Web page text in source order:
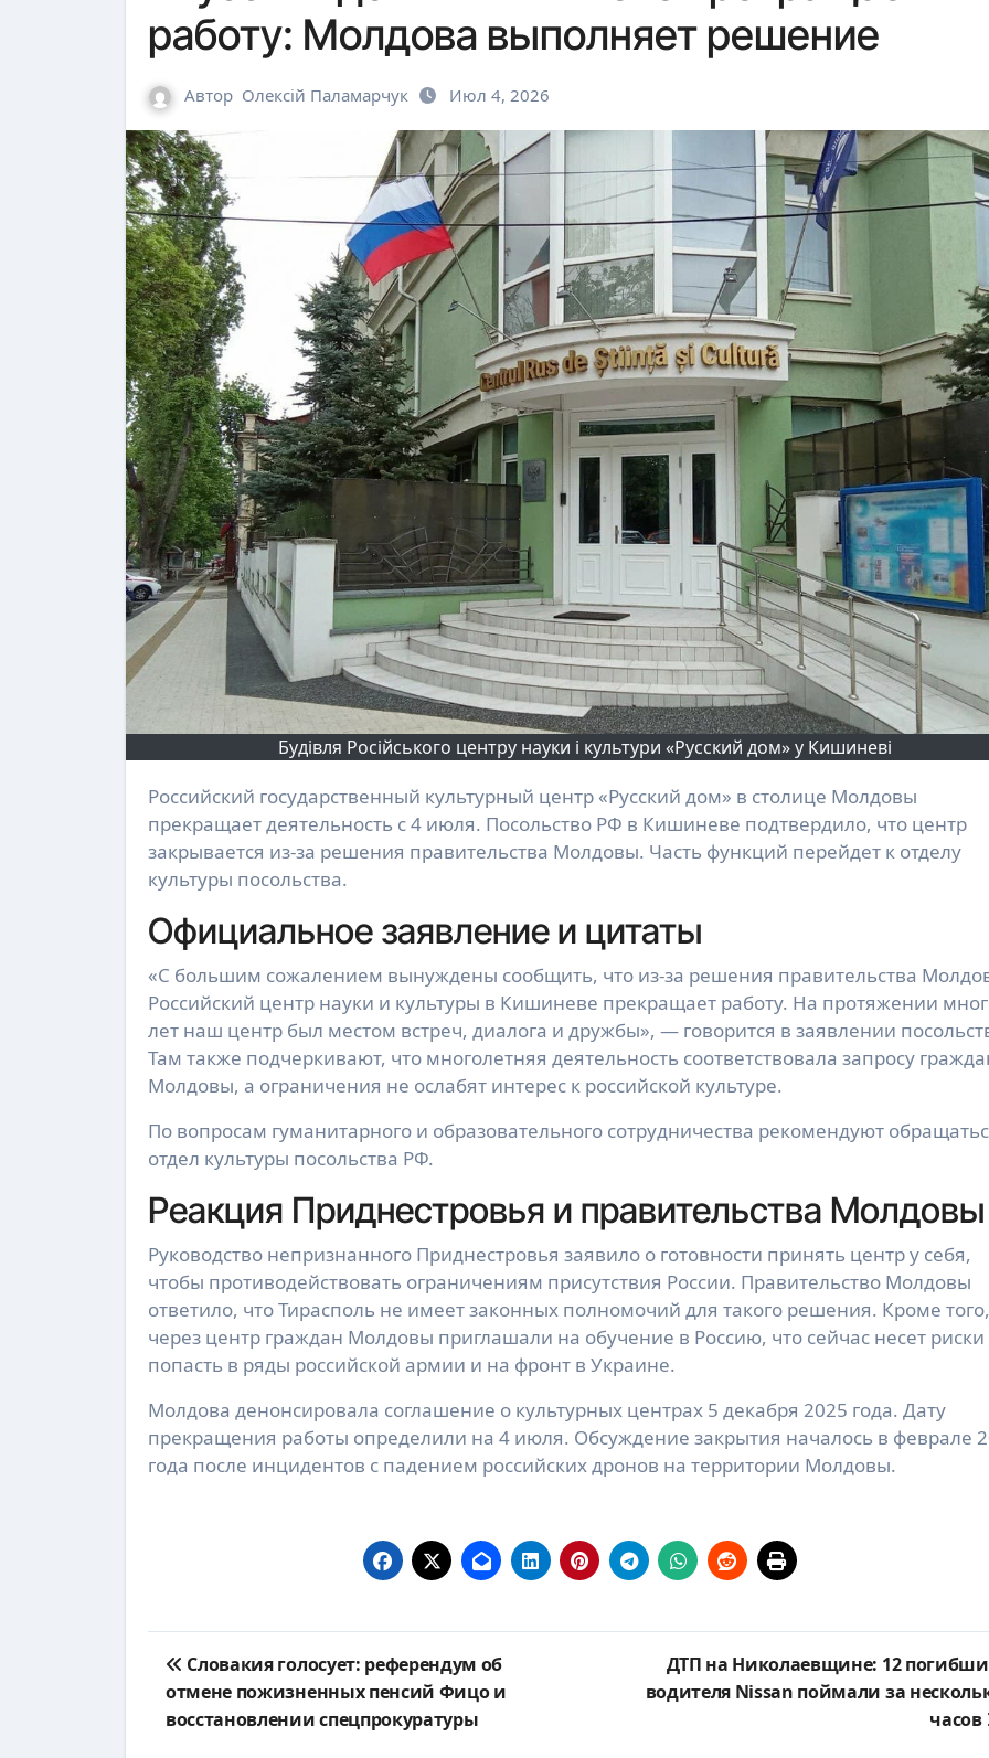
работу: Молдова выполняет решение
Автор Олексій Паламарчук Июл 4, 2026
Будівля Російського центру науки і культури «Русский дом» у Кишиневі
Российский государственный культурный центр «Русский дом» в столице Молдовы
прекращает деятельность с 4 июля. Посольство РФ в Кишиневе подтвердило, что центр
закрывается из-за решения правительства Молдовы. Часть функций перейдет к отделу
культуры посольства.
Официальное заявление и цитаты
«С большим сожалением вынуждены сообщить, что из-за решения правительства
Российский центр науки и культуры в Кишиневе прекращает работу. На протяжении
лет наш центр был местом встреч, диалога и дружбы», — говорится в заявлении
Там также подчеркивают, что многолетняя деятельность соответствовала запросу
Молдовы, а ограничения не ослабят интерес к российской культуре.
По вопросам гуманитарного и образовательного сотрудничества рекомендуют
отдел культуры посольства РФ.
Реакция Приднестровья и правительства Молдовы
Руководство непризнанного Приднестровья заявило о готовности принять центр у себя,
чтобы противодействовать ограничениям присутствия России. Правительство Молдовы
ответило, что Тирасполь не имеет законных полномочий для такого решения. Кроме того,
через центр граждан Молдовы приглашали на обучение в Россию, что сейчас несет риски
попасть в ряды российской армии и на фронт в Украине.
Молдова денонсировала соглашение о культурных центрах 5 декабря 2025 года. Дату
прекращения работы определили на 4 июля. Обсуждение закрытия началось в феврале
года после инцидентов с падением российских дронов на территории Молдовы.
Навигация
по
записям
Словакия голосует: референдум об
отмене пожизненных пенсий Фицо и
восстановлении спецпрокуратуры
ДТП на Николаевщине: 12
водителя Nissan поймали за
часов